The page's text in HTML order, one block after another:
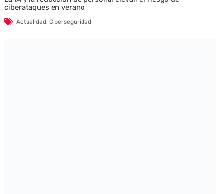
ciberataques en verano
Actualidad, Ciberseguridad